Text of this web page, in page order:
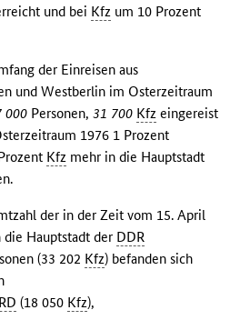
und bei Kfz um 10 Prozent
der Einreisen aus
und Westberlin im Osterzeitraum
000 Personen,31 700 Kfz eingereist
1976 1 Prozent
Kfz mehr in die Hauptstadt
der in der Zeit vom 15. April
Hauptstadt der DDR
(33 202 Kfz) befanden sich
(18 050 Kfz),